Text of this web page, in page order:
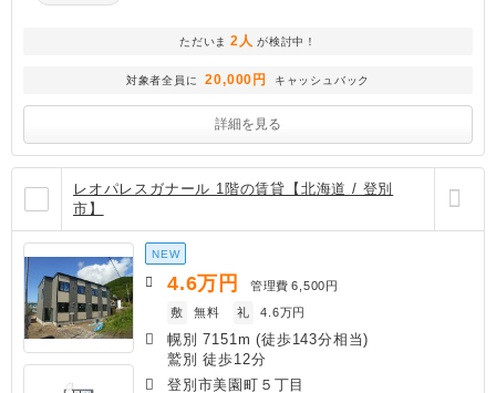
ただいま 2人 が検討中！
対象者全員に 20,000円 キャッシュバック
詳細を見る
レオパレスガナール 1階の賃貸【北海道 / 登別
市】
NEW
4.6万円 管理費 6,500円
敷
無料 礼 4.6万円
幌別 7151m (徒歩143分相当)
鷲別 徒歩12分
登別市美園町５丁目